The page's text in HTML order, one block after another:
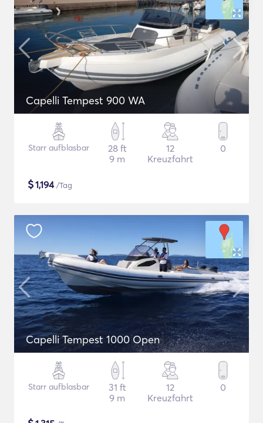
Capelli Tempest 900 WA
Starr aufblasbar
28 ft
9 m
12
Kreuzfahrt
0
$1,194/Tag
Capelli Tempest 1000 Open
Starr aufblasbar
31 ft
9 m
12
Kreuzfahrt
0